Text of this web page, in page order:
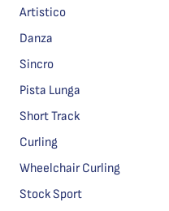
Artistico
Danza
Sincro
Pista Lunga
Short Track
Curling
Wheelchair Curling
Stock Sport